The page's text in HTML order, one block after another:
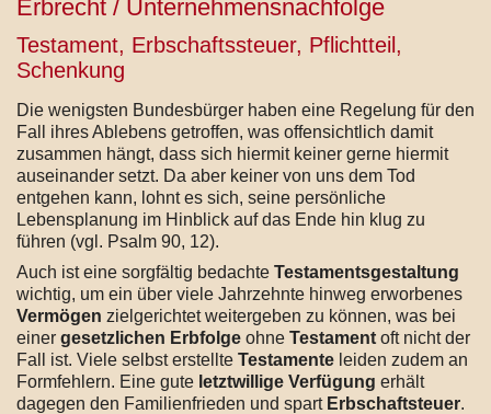
Erbrecht / Unternehmensnachfolge
Testament, Erbschaftssteuer, Pflichtteil,
Schenkung
Die wenigsten Bundesbürger haben eine Regelung für den
Fall ihres Ablebens getroffen, was offensichtlich damit
zusammen hängt, dass sich hiermit keiner gerne hiermit
auseinander setzt. Da aber keiner von uns dem Tod
entgehen kann, lohnt es sich, seine persönliche
Lebensplanung im Hinblick auf das Ende hin klug zu
führen (vgl. Psalm 90, 12).
Auch ist eine sorgfältig bedachte Testamentsgestaltung
wichtig, um ein über viele Jahrzehnte hinweg erworbenes
Vermögen zielgerichtet weitergeben zu können, was bei
einer gesetzlichen Erbfolge ohne Testament oft nicht der
Fall ist. Viele selbst erstellte Testamente leiden zudem an
Formfehlern. Eine gute letztwillige Verfügung erhält
dagegen den Familienfrieden und spart Erbschaftsteuer.